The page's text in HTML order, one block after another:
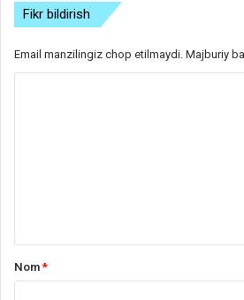
Fikr bildirish
Email manzilingiz chop etilmaydi. Majburiy
Nom*